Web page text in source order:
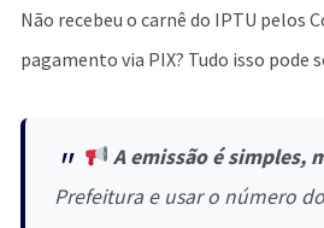
Não recebeu o carnê do IPTU pelos
pagamento via PIX? Tudo isso pode
A emissão é simples,
Prefeitura e usar o número